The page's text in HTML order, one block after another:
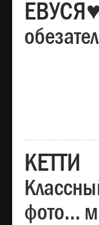
КЕТТИ
фото…